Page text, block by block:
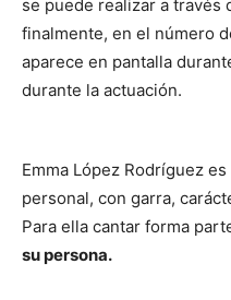
se puede realizar a través
finalmente, en el número
aparece en pantalla
durante la actuación.
Emma López Rodríguez
personal, con garra,
Para ella cantar forma
su persona.